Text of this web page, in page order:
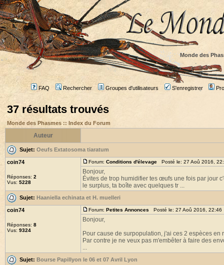
Monde des
FAQ Rechercher Groupes d'utilisateurs S'enregistrer
37 résultats trouvés
Monde des Phasmes :: Index du Forum
Auteur
Sujet: Oeufs Extatosoma tiaratum
coin74
Réponses: 2
Vus: 5228
Forum: Conditions d'élevage Posté le: 27 Aoû 2016,
Bonjour,
Évites de trop humidifier tes œufs une fois par jour
le surplus, ta boîte avec quelques tr ...
Sujet: Haaniella echinata et H. muelleri
coin74
Réponses: 8
Vus: 9324
Forum: Petites Annonces Posté le: 27 Aoû 2016,
Bonjour,
Pour cause de surpopulation, j'ai ces 2 espèces en
Par contre je ne veux pas m'embêter à faire des
...
Sujet: Bourse Papillyon le 06 et 07 Avril Lyon